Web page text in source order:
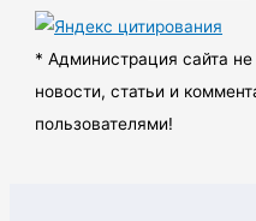
ы
* Администрация сайта не
новости, статьи и
пользователями!